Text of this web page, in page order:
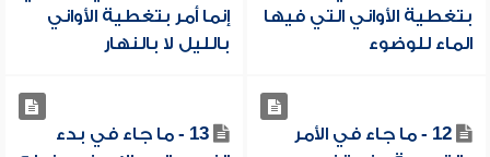
بتغطية الأواني التي فيها
الماء للوضوء
إنما أمر بتغطية الأواني
بالليل لا بالنهار
12 - ما جاء في الأمر
13 - ما جاء في بدء